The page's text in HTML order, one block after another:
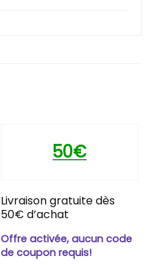
50€
Livraison gratuite dès
50€ d’achat
Offre activée, aucun code
de coupon requis!